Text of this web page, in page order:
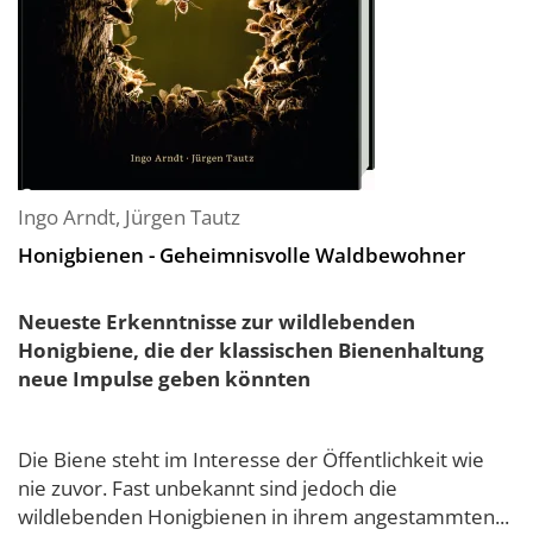
Ingo Arndt, Jürgen Tautz
Honigbienen - Geheimnisvolle Waldbewohner
Neueste Erkenntnisse zur wildlebenden
Honigbiene, die der klassischen Bienenhaltung
neue Impulse geben könnten
Die Biene steht im Interesse der Öffentlichkeit wie
nie zuvor. Fast unbekannt sind jedoch die
wildlebenden Honigbienen in ihrem angestammten...